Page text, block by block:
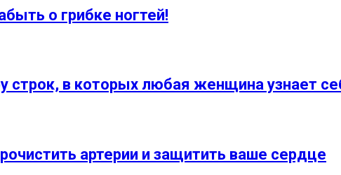
о грибке ногтей!
строк, в которых любая женщина узнает
артерии и защитить ваше сердце